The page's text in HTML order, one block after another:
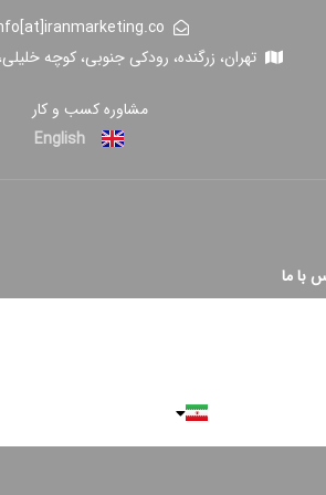
تهران، زرگنده، رودکی جنوبی، کوچه خلیلی، پلاک
مشاوره کسب و کار
English
با ما